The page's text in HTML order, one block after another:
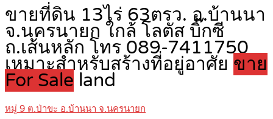
ขายที่ดิน 13ไร่ 63ตรว. อ.บ้านนา
จ.นครนายก ใกล้ โลตัส บิ๊กซี
ถ.เส้นหลัก โทร 089-7411750
เหมาะสำหรับสร้างที่อยู่อาศัย ขาย
For Sale land
หมู่ 9 ต.ป่าขะ อ.บ้านนา จ.นครนายก